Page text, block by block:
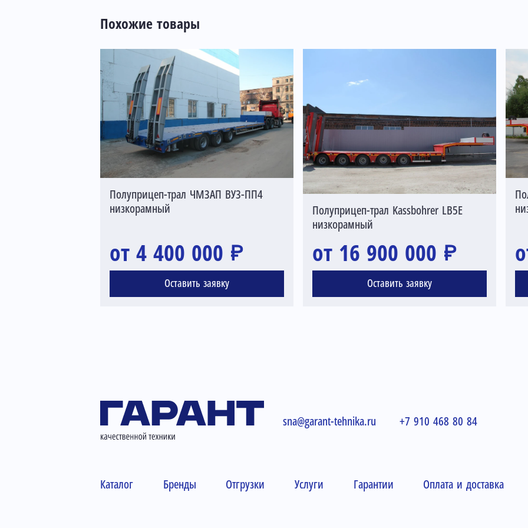
Похожие товары
Полуприцеп-трал ЧМЗАП ВУ3-ПП4
низкорамный
от 4 400 000 ₽
Оставить заявку
Полуприцеп-трал Kassbohrer LB5E
низкорамный
от 16 900 000 ₽
Оставить заявку
sna@garant-tehnika.ru +7 910 468 80 84
Каталог Бренды Отгрузки Услуги Гарантии Оплата и доставка